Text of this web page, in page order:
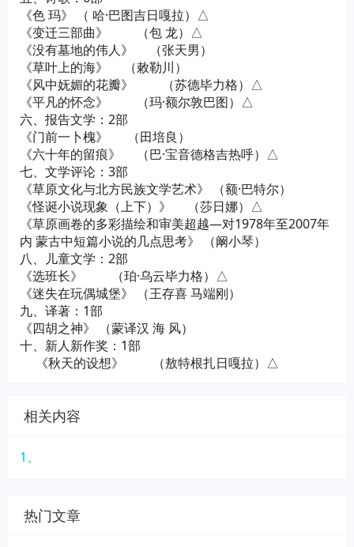
《色 玛》 （ 哈·巴图吉日嘎拉）△
《变迁三部曲》 （包 龙）△
《没有墓地的伟人》 （张天男）
《草叶上的海》 （敕勒川）
《风中妩媚的花瓣》 （苏德毕力格）△
《平凡的怀念》 （玛·额尔敦巴图）△
六、报告文学：2部
《门前一卜槐》 （田培良）
《六十年的留痕》 （巴·宝音德格吉热呼）△
七、文学评论：3部
《草原文化与北方民族文学艺术》 （额·巴特尔）
《怪诞小说现象（上下）》 （莎日娜）△
《草原画卷的多彩描绘和审美超越—对1978年至2007年
内 蒙古中短篇小说的几点思考》 （阚小琴）
八、儿童文学：2部
《选班长》 （珀·乌云毕力格）△
《迷失在玩偶城堡》 （王存喜 马端刚）
九、译著：1部
《四胡之神》 （蒙译汉 海 风）
十、新人新作奖：1部
《秋天的设想》 （敖特根扎日嘎拉）△
相关内容
1、
热门文章